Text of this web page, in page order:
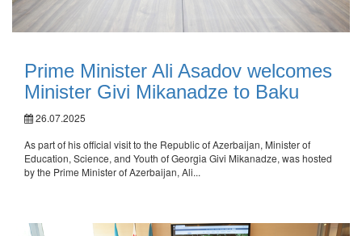
Prime Minister Ali Asadov welcomes
Minister Givi Mikanadze to Baku
26.07.2025
As part of his official visit to the Republic of Azerbaijan, Minister of
Education, Science, and Youth of Georgia Givi Mikanadze, was hosted
by the Prime Minister of Azerbaijan, Ali...